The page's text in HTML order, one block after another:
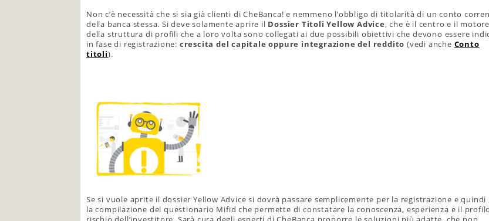
Non c’è necessità che si sia già clienti di CheBanca! e nemmeno l’obbligo di titolarità di un conto
della banca stessa. Si deve solamente aprire il Dossier Titoli Yellow Advice, che è il centro e il motore
della struttura di profili che a loro volta sono collegati ai due possibili obiettivi che devono essere
in fase di registrazione: crescita del capitale oppure integrazione del reddito (vedi anche Conto
titoli).
Se si vuole aprite il dossier Yellow Advice si dovrà passare semplicemente per la registrazione e quindi
la compilazione del questionario Mifid che permette di constatare la conoscenza, esperienza e il